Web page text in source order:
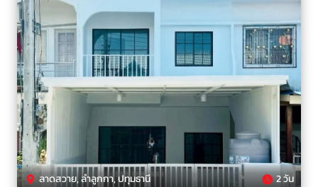
ลาดสวาย, ลำลูกกา, ปทุมธานี 2 วัน